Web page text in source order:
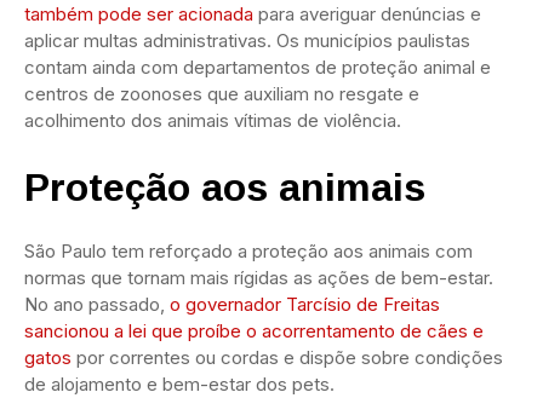
também pode ser acionada para averiguar denúncias e
aplicar multas administrativas. Os municípios paulistas
contam ainda com departamentos de proteção animal e
centros de zoonoses que auxiliam no resgate e
acolhimento dos animais vítimas de violência.
Proteção aos animais
São Paulo tem reforçado a proteção aos animais com
normas que tornam mais rígidas as ações de bem-estar.
No ano passado, o governador Tarcísio de Freitas
sancionou a lei que proíbe o acorrentamento de cães e
gatos por correntes ou cordas e dispõe sobre condições
de alojamento e bem-estar dos pets.